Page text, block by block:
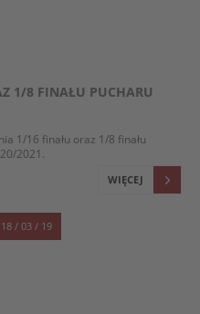
1/8 FINAŁU PUCHARU
1/16 finału oraz 1/8 finału
2021.
WIĘCEJ
18 / 03 / 19